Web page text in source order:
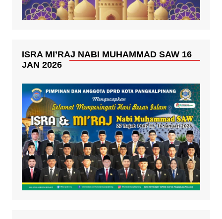
ISRA MI’RAJ NABI MUHAMMAD SAW 16
JAN 2026